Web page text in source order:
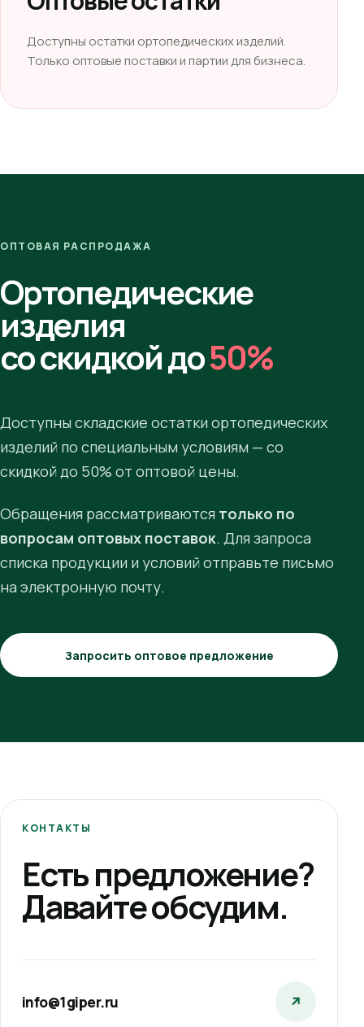
Доступны остатки ортопедических изделий.
Только оптовые поставки и партии для бизнеса.
ОПТОВАЯ РАСПРОДАЖА
Ортопедические
изделия
со скидкой до50%
Доступны складские остатки ортопедических
изделий по специальным условиям — со
скидкой до 50% от оптовой цены.
Обращения рассматриваются только по
вопросам оптовых поставок. Для запроса
списка продукции и условий отправьте письмо
на электронную почту.
Запросить оптовое предложение
КОНТАКТЫ
Есть предложение?
Давайте обсудим.
info@1giper.ru ↗